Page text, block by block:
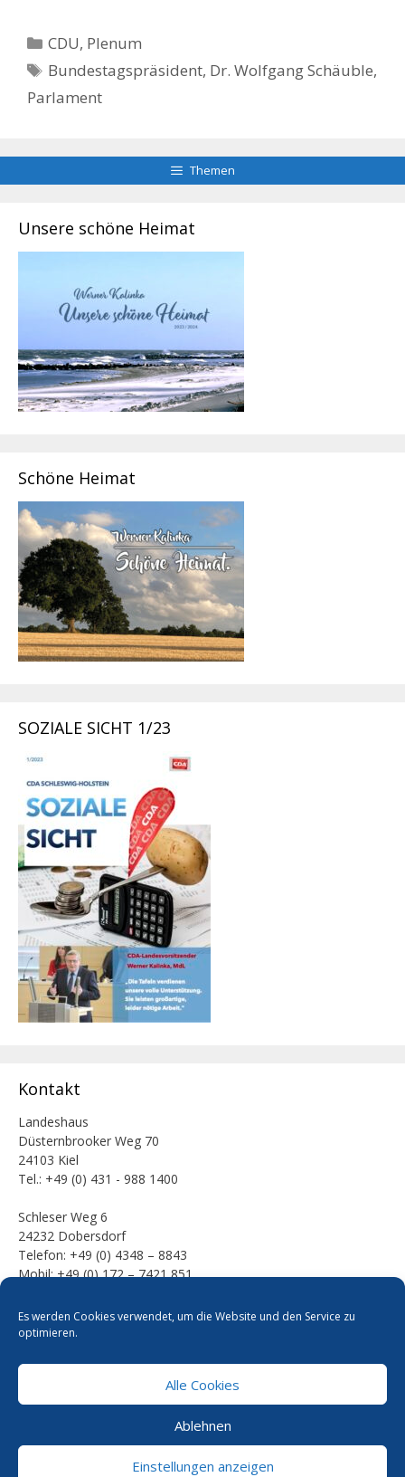
Es werden Cookies verwendet, um die Website und den Service zu
optimieren.
Alle Cookies
Ablehnen
Einstellungen anzeigen
Kategorien
CDU, Plenum
Schlagwörter
Bundestagspräsident, Dr. Wolfgang Schäuble,
Parlament
Themen
Unsere schöne Heimat
Schöne Heimat
SOZIALE SICHT 1/23
Kontakt
Landeshaus
Düsternbrooker Weg 70
24103 Kiel
Tel.: +49 (0) 431 - 988 1400
Schleser Weg 6
24232 Dobersdorf
Telefon: +49 (0) 4348 – 8843
Mobil: +49 (0) 172 – 7421 851
E-Mail:
mail [at] werner-kalinka [dot] de
Pressefotos Datenschutzerklärung
Cookie-Richtlinie